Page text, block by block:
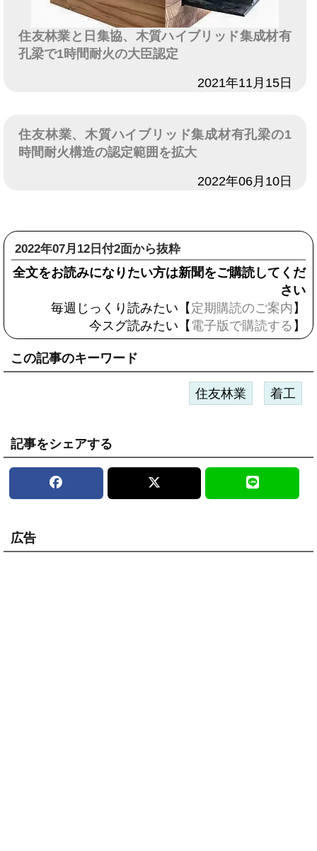
住友林業と日集協、木質ハイブリッド集成材有
孔梁で1時間耐火の大臣認定
2021年11月15日
住友林業、木質ハイブリッド集成材有孔梁の1
時間耐火構造の認定範囲を拡大
2022年06月10日
2022年07月12日付2面から抜粋
全文をお読みになりたい方は新聞をご購読してくだ
さい
毎週じっくり読みたい【 定期購読のご案内 】
今スグ読みたい【 電子版で購読する 】
この記事のキーワード
住友林業 着工
記事をシェアする
広告